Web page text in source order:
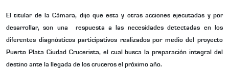
El titular de la Cámara, dijo que esta y otras acciones ejecutadas y por
desarrollar, son una respuesta a las necesidades detectadas en los
diferentes diagnósticos participativos realizados por medio del proyecto
Puerto Plata Ciudad Crucerista, el cual busca la preparación integral del
destino ante la llegada de los cruceros el próximo año.